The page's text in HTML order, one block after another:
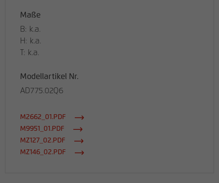
Maße
B: k.a.
H: k.a.
T: k.a.
Modellartikel Nr.
AD775.02Q6
M2662_01.PDF
M9951_01.PDF
MZ127_02.PDF
MZ146_02.PDF